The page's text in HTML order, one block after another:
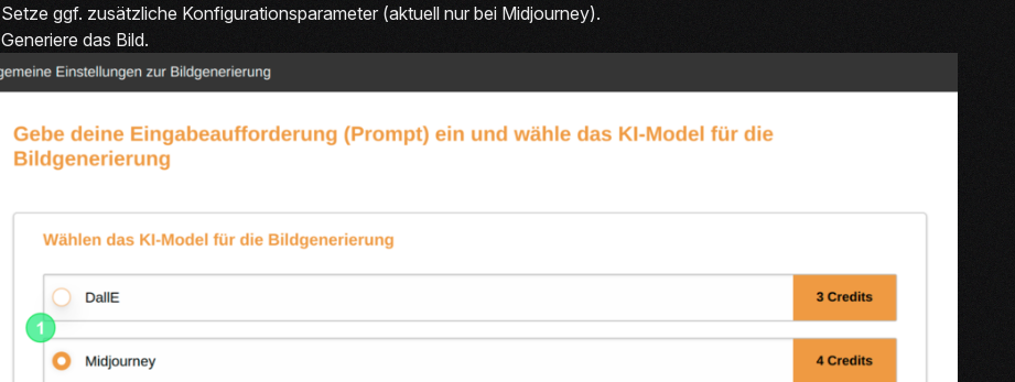
Setze ggf. zusätzliche Konfigurationsparameter (aktuell nur bei Midjourney).
Generiere das Bild.